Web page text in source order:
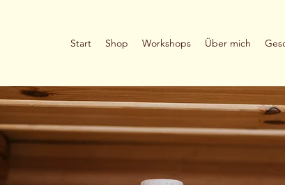
Start Shop Workshops Über mich